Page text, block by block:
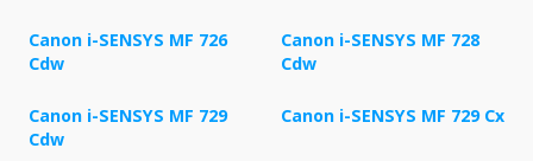
Canon i-SENSYS MF 726
Cdw
Canon i-SENSYS MF 728
Cdw
Canon i-SENSYS MF 729
Cdw
Canon i-SENSYS MF 729 Cx